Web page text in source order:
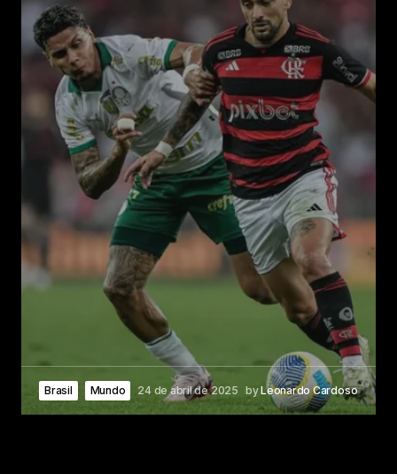
Brasil Mundo 24 de abril de 2025 byLeonardo Cardoso